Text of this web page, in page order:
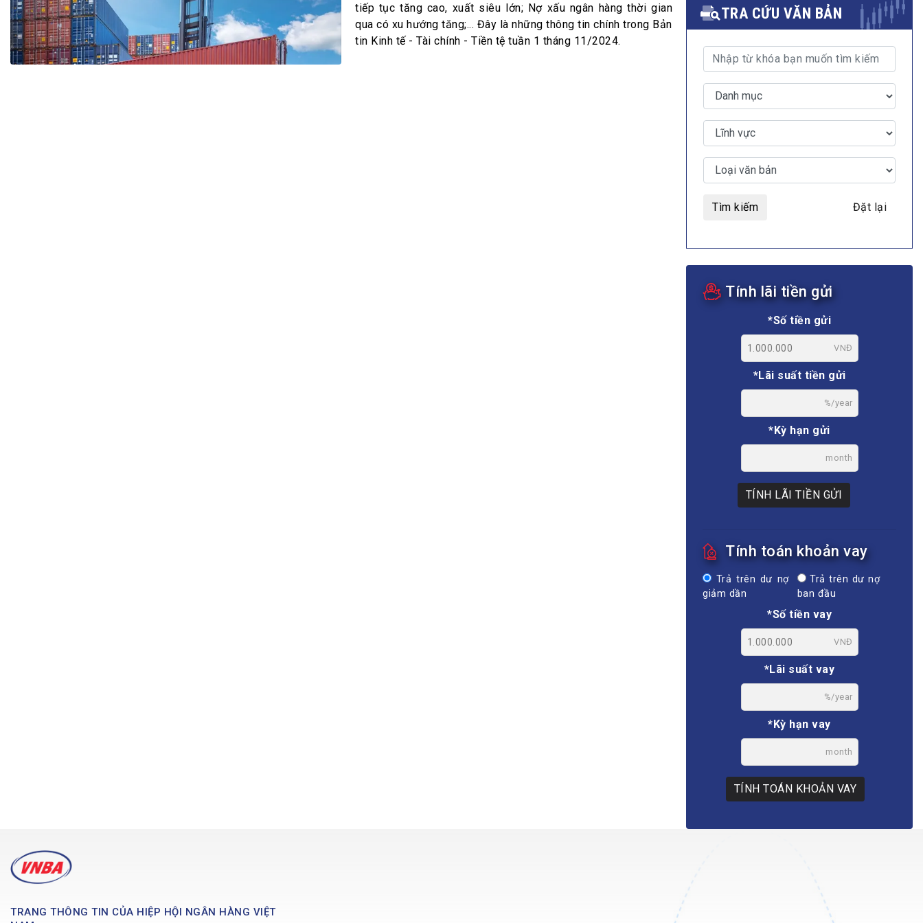
Bộ Chuẩn mực Đạo đức nghề nghiệp
Đối tác
Đấu giá tài sản
Thanh toán –Thẻ
Nhà quản trị
MULTIMEDIA
Video
E-magazines
tiếp tục tăng cao, xuất siêu lớn; Nợ xấu ngân hàng thời gian
qua có xu hướng tăng;... Đây là những thông tin chính trong Bản
tin Kinh tế - Tài chính - Tiền tệ tuần 1 tháng 11/2024.
TRA CỨU VĂN BẢN
Tìm kiếm Đặt lại
Tính lãi tiền gửi
*Số tiền gửi
VNĐ
*Lãi suất tiền gửi
%/year
*Kỳ hạn gửi
month
TÍNH LÃI TIỀN GỬI
Tính toán khoản vay
Trả trên dư nợ
giảm dần
Trả trên dư nợ
ban đầu
*Số tiền vay
VNĐ
*Lãi suất vay
%/year
*Kỳ hạn vay
month
TÍNH TOÁN KHOẢN VAY
TRANG THÔNG TIN CỦA HIỆP HỘI NGÂN HÀNG VIỆT